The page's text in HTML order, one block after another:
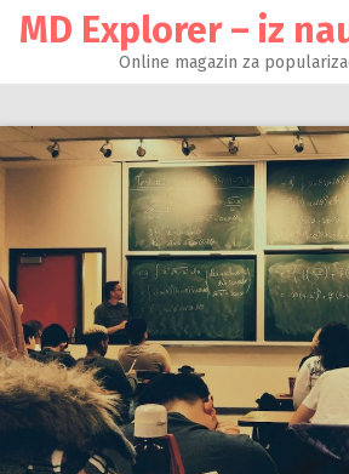
MD Explorer – iz
Online magazin za